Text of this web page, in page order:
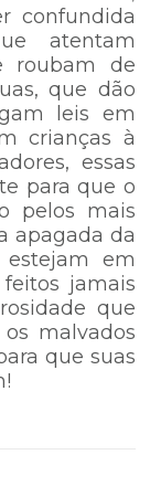
confundida
atentam
roubam de
que dão
leis em
crianças à
essas
para que o
pelos mais
apagada da
em
feitos jamais
que
malvados
que suas